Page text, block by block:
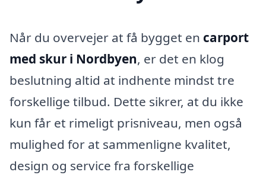
Når du overvejer at få bygget en carport
med skur i Nordbyen, er det en klog
beslutning altid at indhente mindst tre
forskellige tilbud. Dette sikrer, at du ikke
kun får et rimeligt prisniveau, men også
mulighed for at sammenligne kvalitet,
design og service fra forskellige